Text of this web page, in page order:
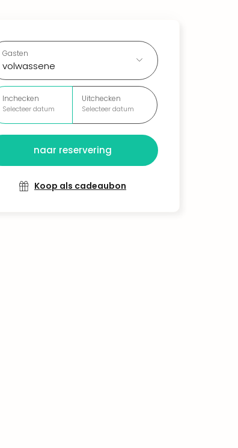
Gasten
volwassene
Inchecken
Selecteer datum
Uitchecken
Selecteer datum
naar reservering
Koop als cadeaubon